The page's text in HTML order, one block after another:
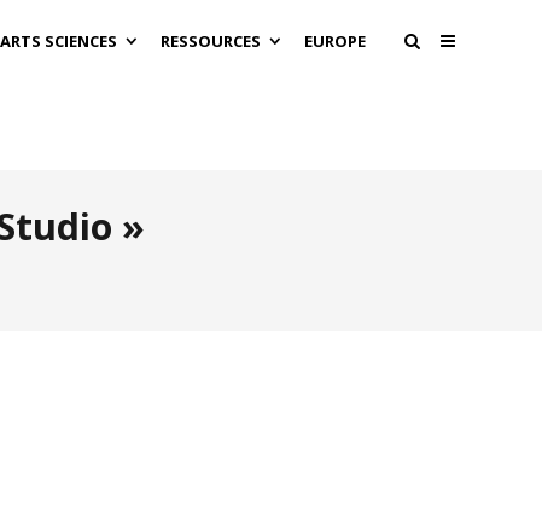
SCIENCES RESSOURCES EUROPE
»